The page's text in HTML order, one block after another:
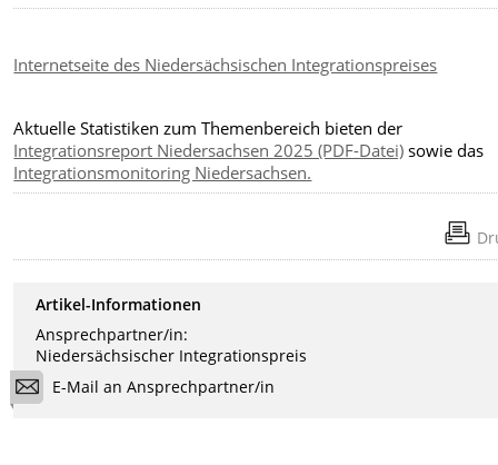
Internetseite des Niedersächsischen Integrationspreises
Aktuelle Statistiken zum Themenbereich bieten der
Integrationsreport Niedersachsen 2025 (PDF-Datei) sowie das
Integrationsmonitoring Niedersachsen.
Artikel-Informationen
Ansprechpartner/in:
Niedersächsischer Integrationspreis
E-Mail an Ansprechpartner/in